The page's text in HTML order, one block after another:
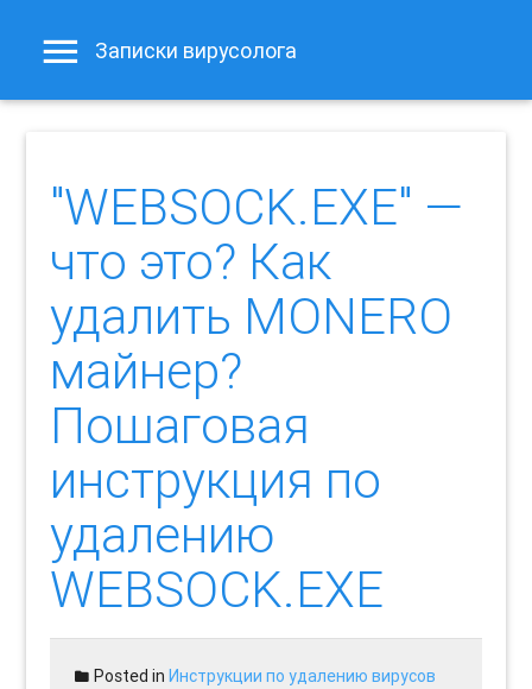
Записки вирусолога
"WEBSOCK.EXE" —
что это? Как
удалить MONERO
майнер?
Пошаговая
инструкция по
удалению
WEBSOCK.EXE
Posted inИнструкции по удалению вирусов